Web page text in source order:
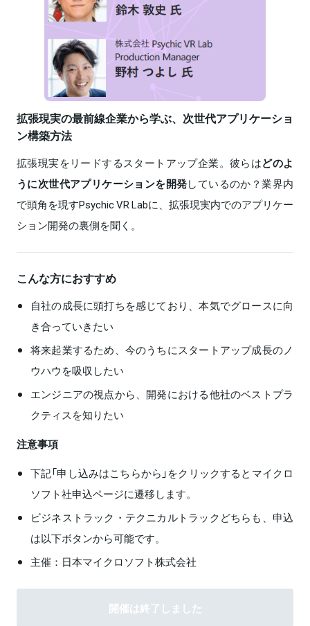
拡張現実の最前線企業から学ぶ、次世代アプリケーショ
ン構築方法
拡張現実をリードするスタートアップ企業。彼らはどのよ
うに次世代アプリケーションを開発しているのか？業界内
で頭角を現すPsychic VR Labに、拡張現実内でのアプリケー
ション開発の裏側を聞く。
こんな方におすすめ
自社の成長に頭打ちを感じており、本気でグロースに向
き合っていきたい
将来起業するため、今のうちにスタートアップ成長のノ
ウハウを吸収したい
エンジニアの視点から、開発における他社のベストプラ
クティスを知りたい
注意事項
下記「申し込みはこちらから」をクリックするとマイクロ
ソフト社申込ページに遷移します。
ビジネストラック・テクニカルトラックどちらも、申込
は以下ボタンから可能です。
主催：日本マイクロソフト株式会社
開催は終了しました